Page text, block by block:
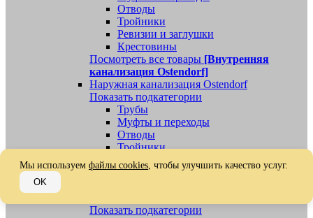
Отводы
Тройники
Ревизии и заглушки
Крестовины
Посмотреть все товары [Внутренняя
канализация Ostendorf]
Наружная канализация Ostendorf
Показать подкатегории
Трубы
Муфты и переходы
Отводы
Тройники
Ревизии, заглушки, обратные клапаны
Посмотреть все товары[Наружная
Показать подкатегории
Мы используем файлы cookies, чтобы улучшить качество услуг.
OK